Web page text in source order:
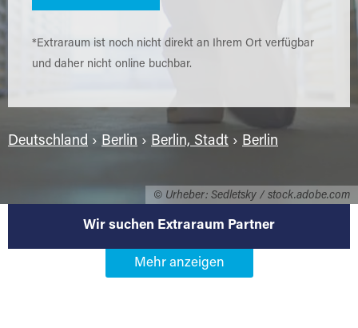
© Urheber: Sedletsky / stock.adobe.com
*Extraraum ist noch nicht direkt an Ihrem Ort verfügbar
und daher nicht online buchbar.
Deutschland › Berlin › Berlin, Stadt › Berlin
Wir suchen Extraraum Partner
Werden Sie Extraraum Partner in